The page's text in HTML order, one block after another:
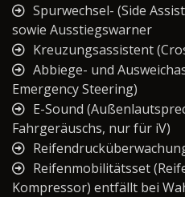
Spurwechsel- (Side
sowie Ausstiegswarner
Kreuzungsassistent
Abbiege- und
Emergency Steering)
E-Sound
Fahrgeräuschs, nur für iV)
Reifenmobilitätsset
Kompressor) entfällt bei